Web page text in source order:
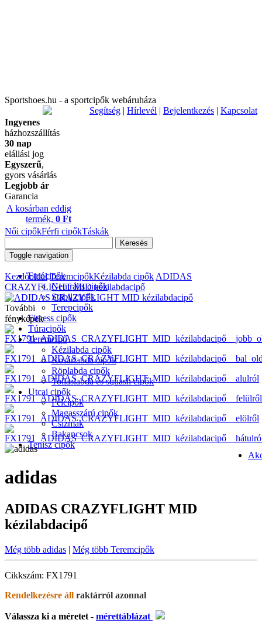
Sportshoes.hu - a sportcipők webáruháza
Segítség | Hírlevél | Bejelentkezés | Kapcsolat
Ingyenes
házhozszállítás
30 nap
elállási jog
Egyszerű,
gyors vásárlás
Legjobb ár
Garancia
A kosárban eddig
termék, 0 Ft
Női cipőkFérfi cipőkTáskák
Keresés
Toggle navigation
Futócipők
Neutrális cipők
Stabil cipők
Terepcipők
Fitness cipők
Túracipők
Teremcipő
Kézilabda cipők
Kosárlabda cipők
Röplabda cipők
Tollaslabda és squash cipők
Utcai cipők
Félcipők
Magasszárú cipők
Csizmák
Bakancsok
Tenisz cipők
Kezdőoldal TeremcipőkKézilabda cipők ADIDAS
CRAZYFLIGHT MID kézilabdacipő
További
fényképek
adidas
ADIDAS CRAZYFLIGHT MID
kézilabdacipő
Még több adidas | Még több Teremcipők
Cikkszám: FX1791
Rendelkezésre áll raktárról azonnal
Válassza ki a méretet - mérettáblázat